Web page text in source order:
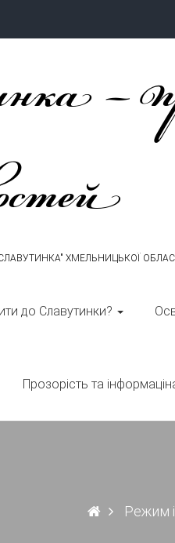
–
ХМЕЛЬНИЦЬКОЇ
до Славутинки?
Прозорість та
Режим